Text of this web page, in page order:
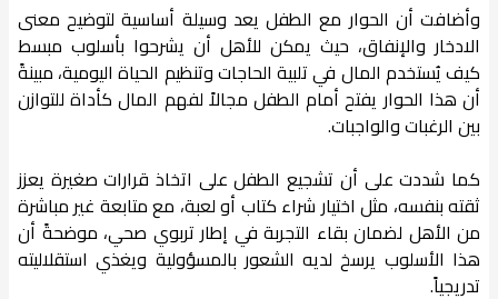
وأضافت أن الحوار مع الطفل يعد وسيلة أساسية لتوضيح معنى
الادخار والإنفاق، حيث يمكن للأهل أن يشرحوا بأسلوب مبسط
كيف يُستخدم المال في تلبية الحاجات وتنظيم الحياة اليومية، مبينةً
أن هذا الحوار يفتح أمام الطفل مجالاً لفهم المال كأداة للتوازن
بين الرغبات والواجبات.
كما شددت على أن تشجيع الطفل على اتخاذ قرارات صغيرة يعزز
ثقته بنفسه، مثل اختيار شراء كتاب أو لعبة، مع متابعة غير مباشرة
من الأهل لضمان بقاء التجربة في إطار تربوي صحي، موضحةً أن
هذا الأسلوب يرسخ لديه الشعور بالمسؤولية ويغذي استقلاليته
تدريجياً.